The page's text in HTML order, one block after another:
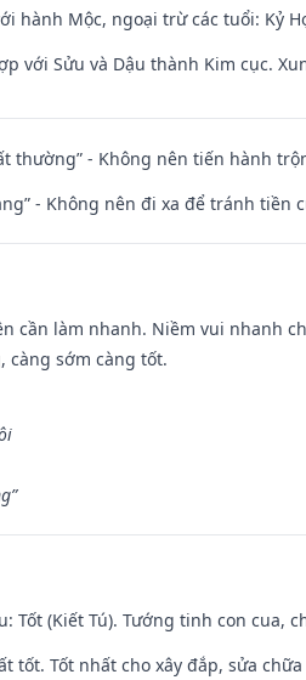
hành Mộc, ngoại trừ các tuổi: Kỷ
với Sửu và Dậu thành Kim cục.
thường” - Không nên tiến hành
- Không nên đi xa để tránh tiền
cần làm nhanh. Niềm vui nhanh
càng sớm càng tốt.
Tốt (Kiết Tú). Tướng tinh con cua,
tốt. Tốt nhất cho xây đắp, sửa